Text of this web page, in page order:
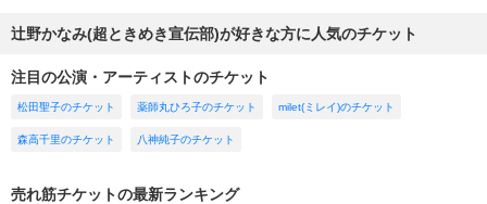
辻野かなみ(超ときめき宣伝部)が好きな方に人気のチケット
注目の公演・アーティストのチケット
松田聖子のチケット 薬師丸ひろ子のチケット milet(ミレイ)のチケット
森高千里のチケット 八神純子のチケット
売れ筋チケットの最新ランキング